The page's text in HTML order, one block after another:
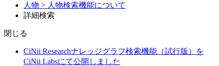
人物 > 人物検索機能について
詳細検索
閉じる
CiNii Researchナレッジグラフ検索機能（試行版）を
CiNii Labsにて公開しました